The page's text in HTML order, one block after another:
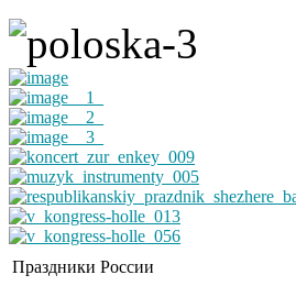
Праздники России